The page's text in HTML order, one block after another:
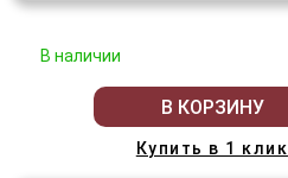
В наличии
В КОРЗИНУ
Купить в 1 клик